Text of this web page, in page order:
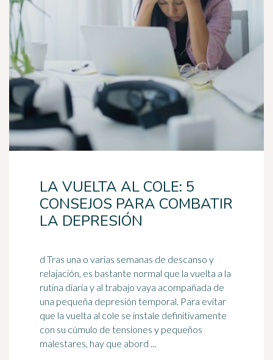
LA VUELTA AL COLE: 5
CONSEJOS PARA COMBATIR
LA DEPRESIÓN
d Tras una o varias semanas de descanso y
relajación, es bastante normal que la vuelta a la
rutina diaria y al trabajo vaya acompañada de
una pequeña depresión temporal. Para evitar
que la vuelta al cole se instale definitivamente
con su cúmulo de tensiones y pequeños
malestares, hay que abord ...